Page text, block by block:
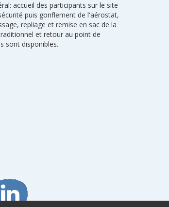
accueil des participants sur le site
puis gonflement de l'aérostat,
repliage et remise en sac de la
et retour au point de
sont disponibles.